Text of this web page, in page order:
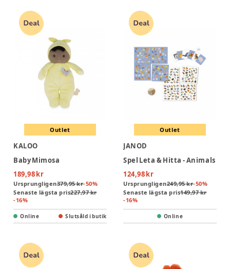
Outlet
KALOO
Baby Mimosa
189,98 kr
Ursprungligen379,95 kr-50%
Senaste lägsta pris227,97 kr
-16%
Online Slutsåld i butik
Outlet
JANOD
Spel Leta & Hitta - Animals
124,98 kr
Ursprungligen249,95 kr-50%
Senaste lägsta pris149,97 kr
-16%
Online